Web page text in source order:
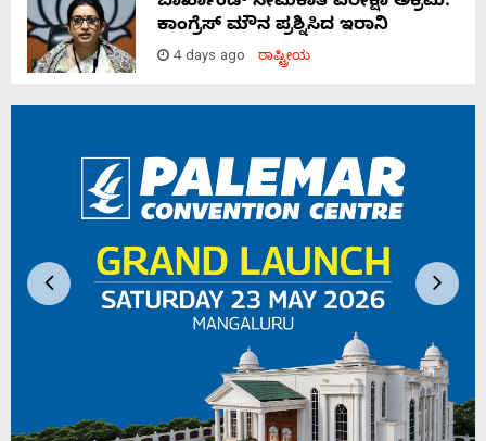
ಕಾಂಗ್ರೆಸ್‌ ಮೌನ ಪ್ರಶ್ನಿಸಿದ ಇರಾನಿ
4 days ago ರಾಷ್ಟ್ರೀಯ